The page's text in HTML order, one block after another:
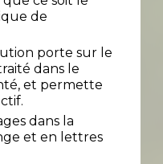
de
porte sur le
dans le
et permette
dans la
et en lettres